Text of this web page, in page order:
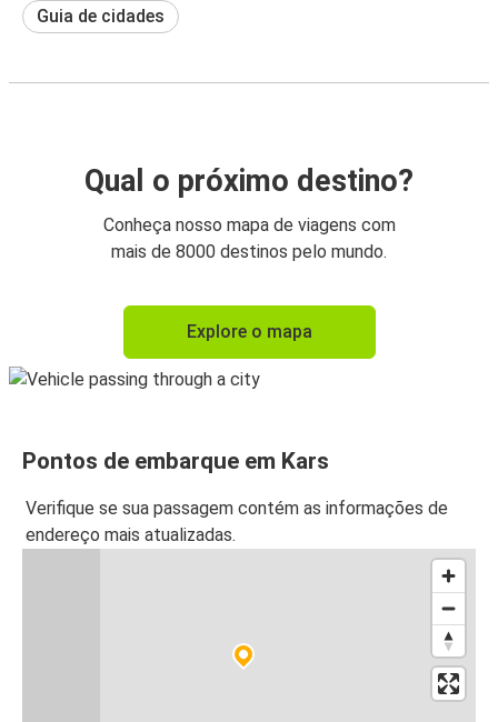
Guia de cidades
Qual o próximo destino?
Conheça nosso mapa de viagens com
mais de 8000 destinos pelo mundo.
Explore o mapa
Pontos de embarque em Kars
Verifique se sua passagem contém as informações de
endereço mais atualizadas.